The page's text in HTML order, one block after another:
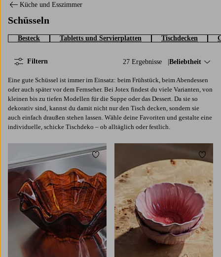
Küche und Esszimmer
Schüsseln
Besteck Tabletts und Servierplatten Tischdecken
27 Ergebnisse Sortieren nach:
Beliebtheit
Filtern
Eine gute Schüssel ist immer im Einsatz: beim Frühstück, beim Abendessen
oder auch später vor dem Fernseher. Bei Jotex findest du viele Varianten, von
kleinen bis zu tiefen Modellen für die Suppe oder das Dessert. Da sie so
dekorativ sind, kannst du damit nicht nur den Tisch decken, sondern sie
auch einfach draußen stehen lassen. Wähle deine Favoriten und gestalte eine
individuelle, schicke Tischdeko ‒ ob alltäglich oder festlich.
Zu Favoriten hinzufügen Zu